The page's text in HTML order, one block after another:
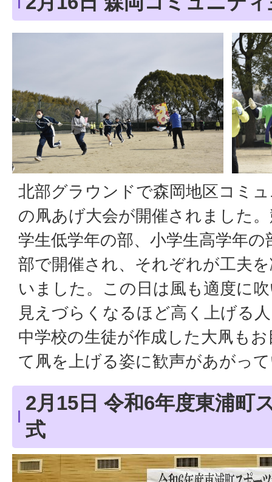
北部グラウンドで森岡地区コミ
の凧あげ大会が開催されました
学生低学年の部、小学生高学年
部で開催され、それぞれが工夫
いました。この日は風も適度に
見えづらくなるほど高く上げる
中学校の生徒が作成した大凧も
て凧を上げる姿に歓声があがっ
2月15日 令和6年度東浦町
式